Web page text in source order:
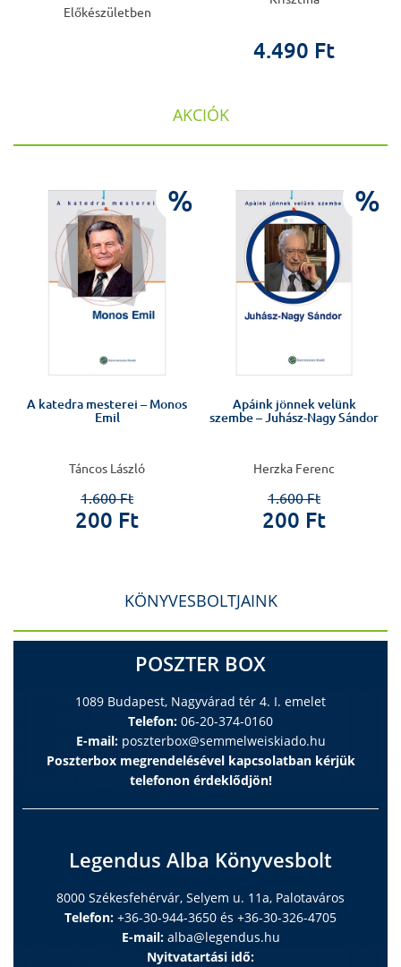
Előkészületben
4.490 Ft
AKCIÓK
%
A katedra mesterei – Monos
Emil
Táncos László
1.600 Ft
200 Ft
%
Apáink jönnek velünk
szembe – Juhász-Nagy Sándor
Herzka Ferenc
1.600 Ft
200 Ft
KÖNYVESBOLTJAINK
POSZTER BOX
1089 Budapest, Nagyvárad tér 4. I. emelet
Telefon: 06-20-374-0160
E-mail: poszterbox@semmelweiskiado.hu
Poszterbox megrendelésével kapcsolatban kérjük
telefonon érdeklődjön!
Legendus Alba Könyvesbolt
8000 Székesfehérvár, Selyem u. 11a, Palotaváros
Telefon: +36-30-944-3650 és +36-30-326-4705
E-mail: alba@legendus.hu
Nyitvatartási idő: